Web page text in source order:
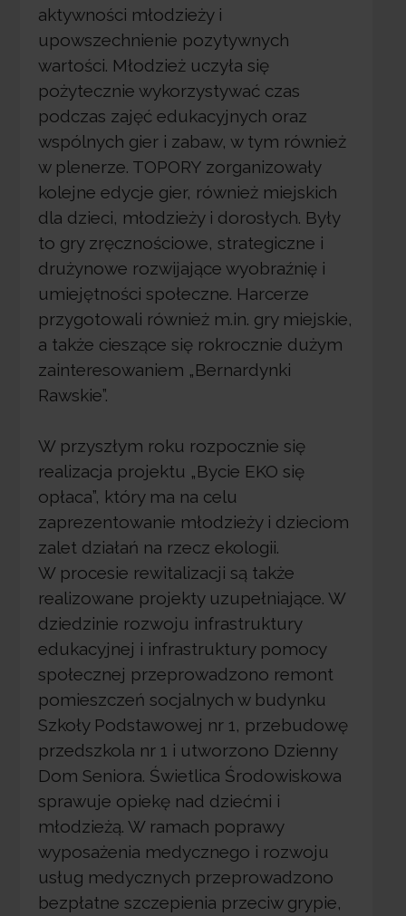
aktywności młodzieży i
upowszechnienie pozytywnych
wartości. Młodzież uczyła się
pożytecznie wykorzystywać czas
podczas zajęć edukacyjnych oraz
wspólnych gier i zabaw, w tym również
w plenerze. TOPORY zorganizowały
kolejne edycje gier, również miejskich
dla dzieci, młodzieży i dorosłych. Były
to gry zręcznościowe, strategiczne i
drużynowe rozwijające wyobraźnię i
umiejętności społeczne. Harcerze
przygotowali również m.in. gry miejskie,
a także cieszące się rokrocznie dużym
zainteresowaniem „Bernardynki
Rawskie”.
W przyszłym roku rozpocznie się
realizacja projektu „Bycie EKO się
opłaca”, który ma na celu
zaprezentowanie młodzieży i dzieciom
zalet działań na rzecz ekologii.
W procesie rewitalizacji są także
realizowane projekty uzupełniające. W
dziedzinie rozwoju infrastruktury
edukacyjnej i infrastruktury pomocy
społecznej przeprowadzono remont
pomieszczeń socjalnych w budynku
Szkoły Podstawowej nr 1, przebudowę
przedszkola nr 1 i utworzono Dzienny
Dom Seniora. Świetlica Środowiskowa
sprawuje opiekę nad dziećmi i
młodzieżą. W ramach poprawy
wyposażenia medycznego i rozwoju
usług medycznych przeprowadzono
bezpłatne szczepienia przeciw grypie,